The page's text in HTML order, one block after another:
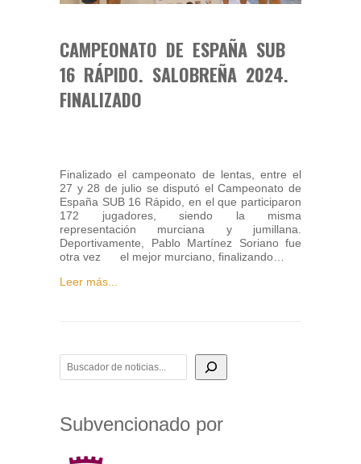
CAMPEONATO DE ESPAÑA SUB
16 RÁPIDO. SALOBREÑA 2024.
FINALIZADO
Finalizado el campeonato de lentas, entre el
27 y 28 de julio se disputó el Campeonato de
España SUB 16 Rápido, en el que participaron
172 jugadores, siendo la misma
representación murciana y jumillana.
Deportivamente, Pablo Martínez Soriano fue
otra vez el mejor murciano, finalizando…
Leer más...
BUSCADOR DE NOTICIAS
Subvencionado por